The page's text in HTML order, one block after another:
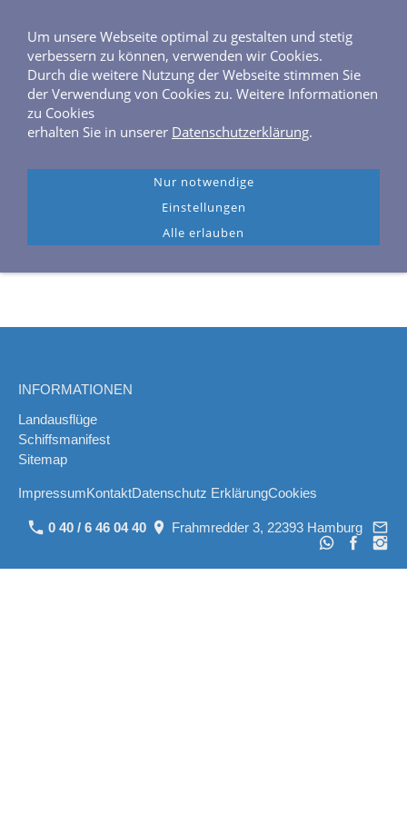
Navigation einblenden
INFORMATIONEN
Landausflüge
Schiffsmanifest
Sitemap
ImpressumKontaktDatenschutz ErklärungCookies
0 40 / 6 46 04 40 Frahmredder 3, 22393 Hamburg
Um unsere Webseite optimal zu gestalten und stetig
verbessern zu können, verwenden wir Cookies.
Durch die weitere Nutzung der Webseite stimmen Sie
der Verwendung von Cookies zu. Weitere Informationen
zu Cookies
erhalten Sie in unserer Datenschutzerklärung.
Nur notwendige
Einstellungen
Alle erlauben